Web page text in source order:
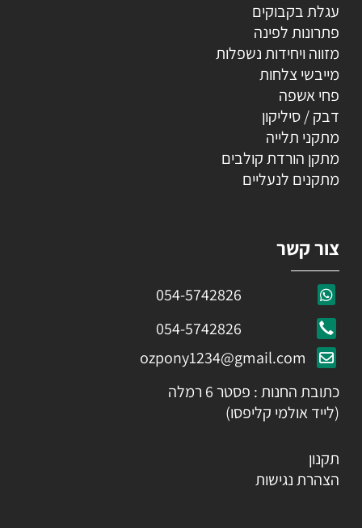
עגלת בקבוקים
פתרונות לפינה
מזווה ויחידות נשפלות
מייבשי צלחות
פחי אשפה
דבק / סיליקון
מתקני תלייה
מתקן הורדת קולבים
מתקנים לנעליים
צור קשר
054-5742826
054-5742826
ozpony1234@gmail.com
כתובת החנות : פסטר 6 רמלה
(לייד אולמי קליפסו)
תקנון
הצהרת נגישות